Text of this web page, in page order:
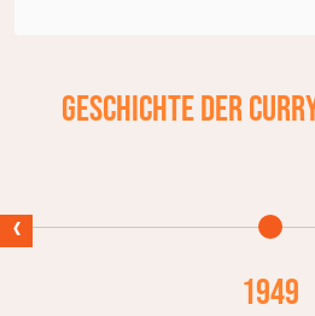
Geschichte der
1949
‹